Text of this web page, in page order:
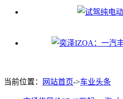
当前位置： 网站首页->车业头条